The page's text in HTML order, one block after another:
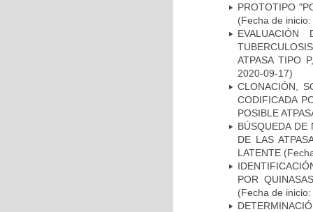
PROTOTIPO
(Fecha de
ATPASA TIPO
2020-09-17)
CLONACIÓN,
CODIFICADA
POSIBLE
BÚSQUEDA DE
DE LAS
LATENTE
POR
(Fecha de